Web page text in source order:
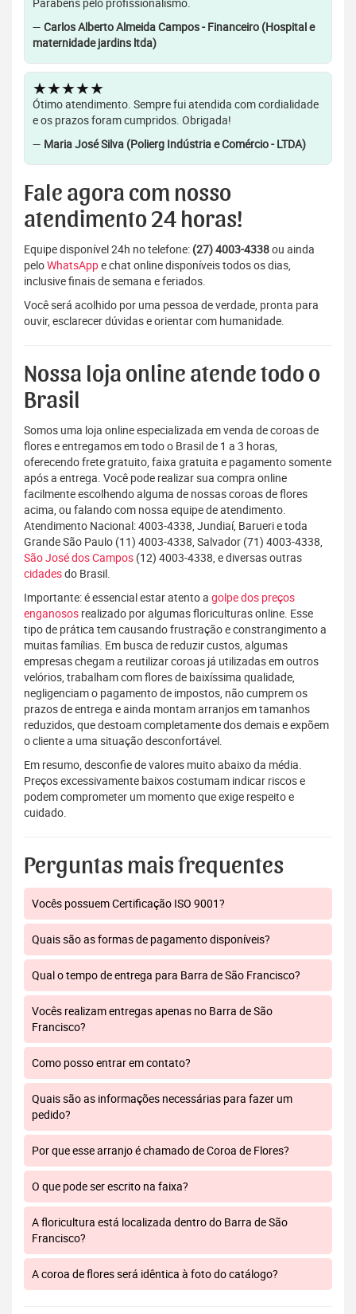
— Carlos Alberto Almeida Campos - Financeiro (Hospital e
maternidade jardins ltda)
★★★★★
Ótimo atendimento. Sempre fui atendida com cordialidade
e os prazos foram cumpridos. Obrigada!
— Maria José Silva (Polierg Indústria e Comércio - LTDA)
Fale agora com nosso
atendimento 24 horas!
Equipe disponível 24h no telefone: (27) 4003-4338ou ainda
peloWhatsAppe chat online disponíveis todos os dias,
inclusive finais de semana e feriados.
Você será acolhido por uma pessoa de verdade, pronta para
ouvir, esclarecer dúvidas e orientar com humanidade.
Nossa loja online atende todo o
Brasil
Somos uma loja online especializada em venda de coroas de
flores e entregamos em todo o Brasil de 1 a 3 horas,
oferecendo frete gratuito, faixa gratuita e pagamento somente
após a entrega. Você pode realizar sua compra online
facilmente escolhendo alguma de nossas coroas de flores
acima, ou falando com nossa equipe de atendimento.
Atendimento Nacional: 4003-4338, Jundiaí, Barueri e toda
Grande São Paulo (11) 4003-4338, Salvador (71) 4003-4338,
São José dos Campos (12) 4003-4338, e diversas outras
cidadesdo Brasil.
Importante: é essencial estar atento a golpe dos preços
enganosos realizado por algumas floriculturas online. Esse
tipo de prática tem causando frustração e constrangimento a
muitas famílias. Em busca de reduzir custos, algumas
empresas chegam a reutilizar coroas já utilizadas em outros
velórios, trabalham com flores de baixíssima qualidade,
negligenciam o pagamento de impostos, não cumprem os
prazos de entrega e ainda montam arranjos em tamanhos
reduzidos, que destoam completamente dos demais e expõem
o cliente a uma situação desconfortável.
Em resumo, desconfie de valores muito abaixo da média.
Preços excessivamente baixos costumam indicar riscos e
podem comprometer um momento que exige respeito e
cuidado.
Perguntas mais frequentes
Vocês possuem Certificação ISO 9001?
Quais são as formas de pagamento disponíveis?
Qual o tempo de entrega para Barra de São Francisco?
Vocês realizam entregas apenas no Barra de São
Francisco?
Como posso entrar em contato?
Quais são as informações necessárias para fazer um
pedido?
Por que esse arranjo é chamado de Coroa de Flores?
O que pode ser escrito na faixa?
A floricultura está localizada dentro do Barra de São
Francisco?
A coroa de flores será idêntica à foto do catálogo?